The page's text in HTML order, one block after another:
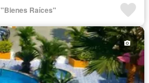
discapacidad
Jardín
Parrilla
Wifi
Raíces"